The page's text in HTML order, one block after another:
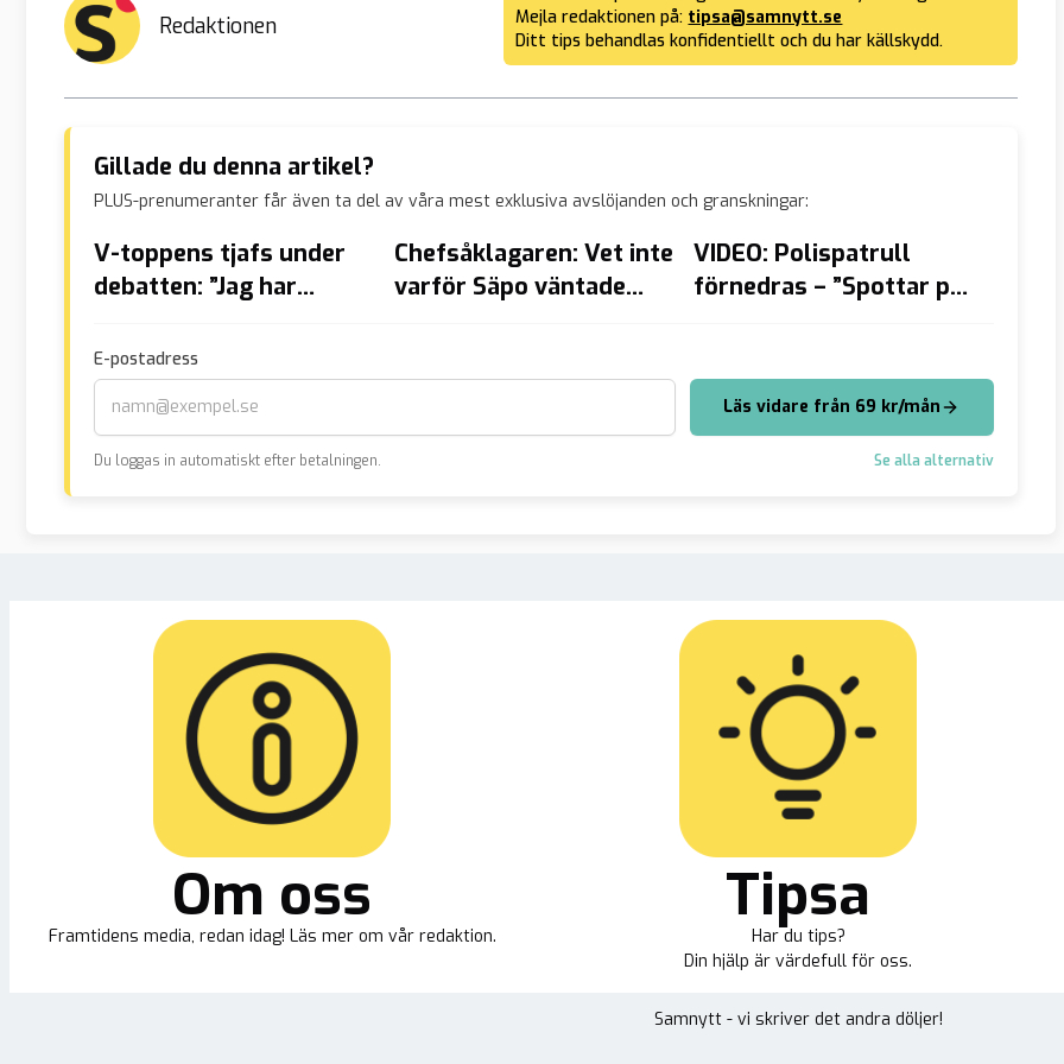
Redaktionen
Mejla redaktionen på: tipsa@samnytt.se
Ditt tips behandlas konfidentiellt och du har källskydd.
Gillade du denna artikel?
PLUS-prenumeranter får även ta del av våra mest exklusiva avslöjanden och granskningar:
V-toppens tjafs under
debatten: ”Jag har
Chefsåklagaren: Vet inte
varför Säpo väntade
VIDEO: Polispatrull
förnedras – ”Spottar på
E-postadress
Läs vidare från 69 kr/mån
Du loggas in automatiskt efter betalningen. Se alla alternativ
Om oss
Framtidens media, redan idag! Läs mer om vår redaktion.
Tipsa
Har du tips?
Din hjälp är värdefull för oss.
Samnytt - vi skriver det andra döljer!